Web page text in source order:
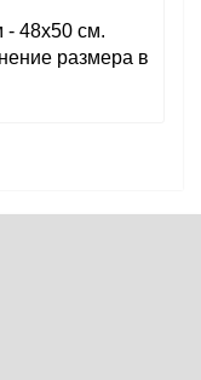
- 48х50 см.
размера в